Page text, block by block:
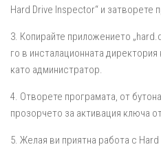
Hard Drive Inspector“ и затворете
3. Копирайте приложението
го в инсталационната
като администратор.
4. Отворете програмата, от
прозорчето за активация ключа
5. Желая ви приятна работа с